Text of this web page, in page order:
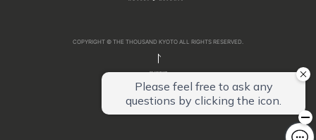
COPYRIGHT © THE THOUSAND KYOTO ALL RIGHTS RESERVED.
PAGETOP